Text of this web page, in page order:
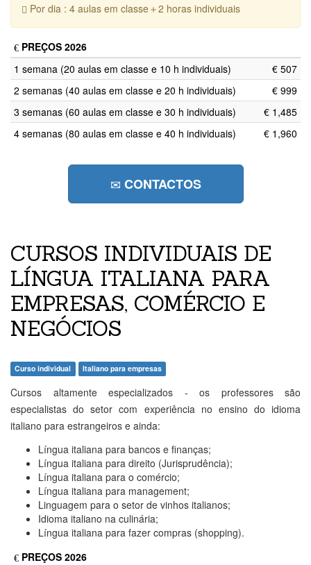
Por dia : 4 aulas em classe＋2 horas individuais
PREÇOS 2026
1 semana (20 aulas em classe e 10 h individuais)
€ 507
2 semanas (40 aulas em classe e 20 h individuais)
€ 999
3 semanas (60 aulas em classe e 30 h individuais)
€ 1,485
4 semanas (80 aulas em classe e 40 h individuais)
€ 1,960
CONTACTOS
CURSOS INDIVIDUAIS DE
LÍNGUA ITALIANA PARA
EMPRESAS, COMÉRCIO E
NEGÓCIOS
Curso individual Italiano para empresas
Cursos altamente especializados - os professores são
especialistas do setor com experiência no ensino do idioma
italiano para estrangeiros e ainda:
Língua italiana para bancos e finanças;
Língua italiana para direito (Jurisprudência);
Língua italiana para o comércio;
Língua italiana para management;
Linguagem para o setor de vinhos italianos;
Idioma italiano na culinária;
Língua italiana para fazer compras (shopping).
PREÇOS 2026